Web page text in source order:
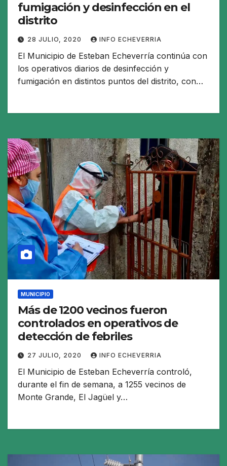
fumigación y desinfección en el
distrito
28 JULIO, 2020 INFO ECHEVERRIA
El Municipio de Esteban Echeverría continúa con
los operativos diarios de desinfección y
fumigación en distintos puntos del distrito, con…
MUNICIPIO
Más de 1200 vecinos fueron
controlados en operativos de
detección de febriles
27 JULIO, 2020 INFO ECHEVERRIA
El Municipio de Esteban Echeverría controló,
durante el fin de semana, a 1255 vecinos de
Monte Grande, El Jagüel y…